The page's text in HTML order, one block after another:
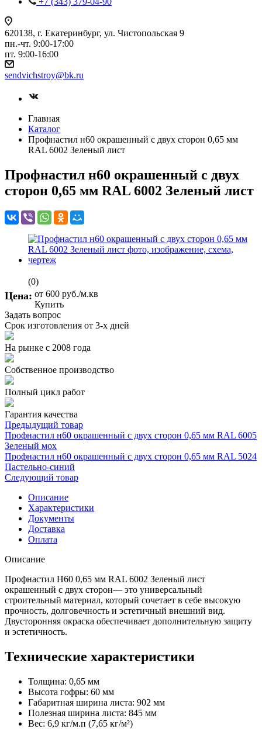
620138, г. Екатеринбург, ул. Чистопольская 9
пн.-чт. 9:00-17:00
пт. 9:00-16:00
sendvichstroy@bk.ru
Главная
Каталог
Профнастил н60 окрашенный с двух сторон 0,65 мм
RAL 6002 Зеленый лист
Профнастил н60 окрашенный с двух
сторон 0,65 мм RAL 6002 Зеленый лист
(0)
Цена: от 600 руб./м.кв
Купить
Задать вопрос
Срок изготовления от 3-х дней
На рынке с 2008 года
Собственное производство
Полный цикл работ
Гарантия качества
Предыдущий товар
Профнастил н60 окрашенный с двух сторон 0,65 мм RAL 6005
Зеленый мох
Профнастил н60 окрашенный с двух сторон 0,65 мм RAL 5024
Пастельно-синий
Следующий товар
Описание
Характеристики
Документы
Доставка
Оплата
Описание
Профнастил Н60 0,65 мм RAL 6002 Зеленый лист
окрашенный с двух сторон— это универсальный
строительный материал, который сочетает в себе высокую
прочность, долговечность и эстетичный внешний вид.
Двусторонняя окраска обеспечивает дополнительную защиту
и эстетичность.
Технические характеристики
Толщина: 0,65 мм
Высота гофры: 60 мм
Габаритная ширина листа: 902 мм
Полезная ширина листа: 845 мм
Вес: 6,9 кг/м.п (7,65 кг/м²)